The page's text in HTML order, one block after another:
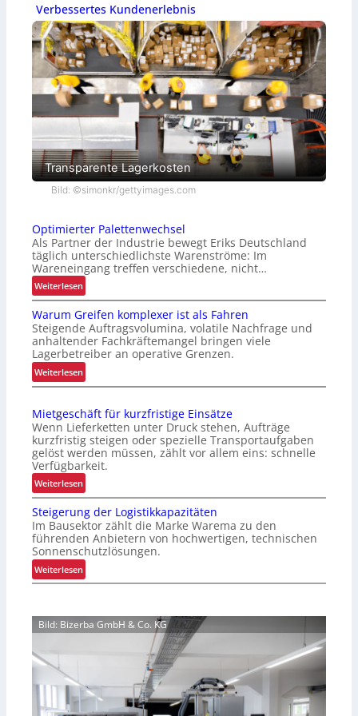
Verbessertes Kundenerlebnis
Transparente Lagerkosten
Bild: ©simonkr/gettyimages.com
Optimierter Palettenwechsel
Als Partner der Industrie bewegt Eriks Deutschland
täglich unterschiedlichste Warenströme: Im
Wareneingang treffen verschiedene, nicht…
Weiterlesen:
O
p
t
i
m
i
e
t
e
r
P
a
l
e
t
t
e
n
c
h
Warum Greifen komplexer ist als Fahren
Steigende Auftragsvolumina, volatile Nachfrage und
anhaltender Fachkräftemangel bringen viele
Lagerbetreiber an operative Grenzen.
Weiterlesen:
W
r
u
m
G
r
e
f
e
n
k
o
p
l
r
Mietgeschäft für kurzfristige Einsätze
Wenn Lieferketten unter Druck stehen, Aufträge
kurzfristig steigen oder spezielle Transportaufgaben
gelöst werden müssen, zählt vor allem eins: schnelle
Verfügbarkeit.
Weiterlesen:
M
i
e
t
g
e
h
ä
ü
Steigerung der Logistikkapazitäten
Im Bausektor zählt die Marke Warema zu den
führenden Anbietern von hochwertigen, technischen
Sonnenschutzlösungen.
Weiterlesen:
S
e
i
u
Bild: Bizerba GmbH & Co. KG